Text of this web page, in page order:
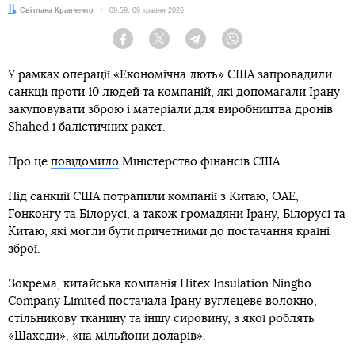
Автор:
Світлана Кравченко Дата:
09:59, 09 травня 2026
Facebook Twitter Telegram
У рамках операції «Економічна лють» США запровадили
санкції проти 10 людей та компаній, які допомагали Ірану
закуповувати зброю і матеріали для виробництва дронів
Shahed і балістичних ракет.
Про це повідомило Міністерство фінансів США.
Під санкції США потрапили компанії з Китаю, ОАЕ,
Гонконгу та Білорусі, а також громадяни Ірану, Білорусі та
Китаю, які могли бути причетними до постачання країні
зброї.
Зокрема, китайська компанія Hitex Insulation Ningbo
Company Limited постачала Ірану вуглецеве волокно,
стільникову тканину та іншу сировину, з якої роблять
«Шахеди», «на мільйони доларів».